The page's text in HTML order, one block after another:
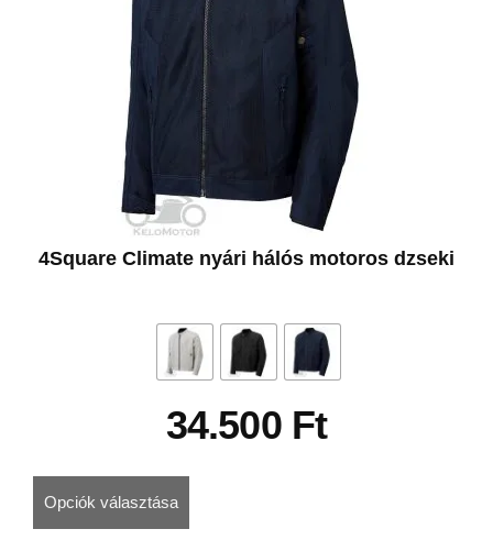
4Square Climate nyári hálós motoros dzseki
34.500 Ft
Opciók választása